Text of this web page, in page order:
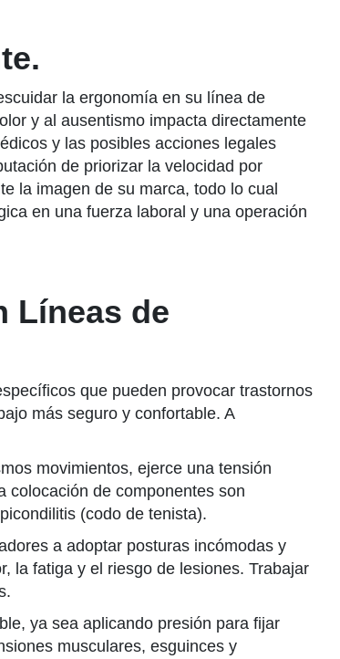
la ergonomía en su línea de
y al ausentismo impacta directamente
y las posibles acciones legales
de priorizar la velocidad por
la imagen de su marca, todo lo cual
en una fuerza laboral y una operación
Líneas de
que pueden provocar trastornos
más seguro y confortable. A
movimientos, ejerce una tensión
colocación de componentes son
(codo de tenista).
a adoptar posturas incómodas y
la fatiga y el riesgo de lesiones. Trabajar
ya sea aplicando presión para fijar
musculares, esguinces y